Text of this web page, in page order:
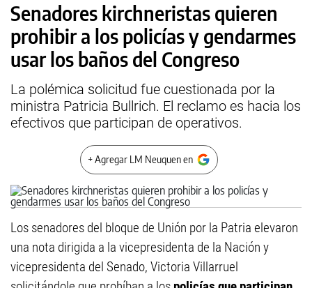
Senadores kirchneristas quieren
prohibir a los policías y gendarmes
usar los baños del Congreso
La polémica solicitud fue cuestionada por la
ministra Patricia Bullrich. El reclamo es hacia los
efectivos que participan de operativos.
+ Agregar LM Neuquen en
Los senadores del bloque de Unión por la Patria elevaron
una nota dirigida a la vicepresidenta de la Nación y
vicepresidenta del Senado, Victoria Villarruel